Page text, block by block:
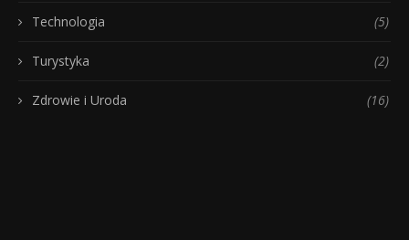
Technologia (5)
Turystyka (2)
Zdrowie i Uroda (16)